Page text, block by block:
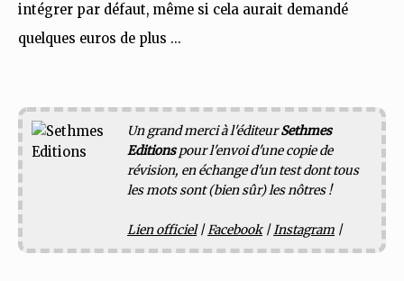
intégrer par défaut, même si cela aurait demandé
quelques euros de plus ...
Un grand merci à l'éditeurSethmes
Editionspour l'envoi d'une copie de
révision, en échange d'un test dont tous
les mots sont (bien sûr) les nôtres !
Lien officiel|Facebook|Instagram |